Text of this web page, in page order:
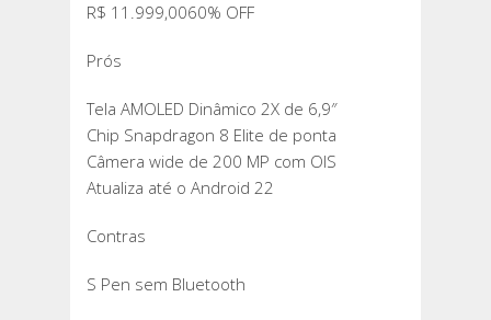
R$ 11.999,0060% OFF
Prós
Tela AMOLED Dinâmico 2X de 6,9″
Chip Snapdragon 8 Elite de ponta
Câmera wide de 200 MP com OIS
Atualiza até o Android 22
Contras
S Pen sem Bluetooth